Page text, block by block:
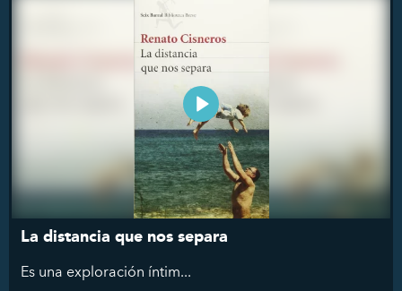
La distancia que nos separa
Esuna exploración íntim...